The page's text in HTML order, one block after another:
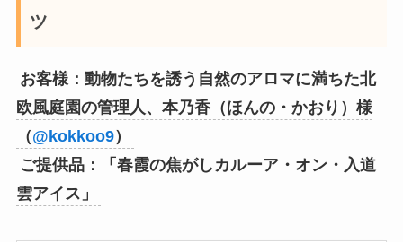
ツ
お客様：動物たちを誘う自然のアロマに満ちた北
欧風庭園の管理人、本乃香（ほんの・かおり）様
（@kokkoo9）
ご提供品：「春霞の焦がしカルーア・オン・入道
雲アイス」